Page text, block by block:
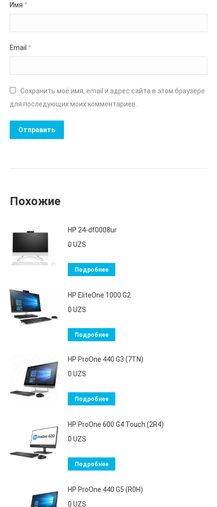
Имя *
Email *
Сохранить моё имя, email и адрес сайта в этом браузере
для последующих моих комментариев.
Похожие
HP 24-df0008ur
0 UZS
Подробнее
HP EliteOne 1000 G2
0 UZS
Подробнее
HP ProOne 440 G3 (7TN)
0 UZS
Подробнее
HP ProOne 600 G4 Touch (2R4)
0 UZS
Подробнее
HP ProOne 440 G5 (R0H)
0 UZS